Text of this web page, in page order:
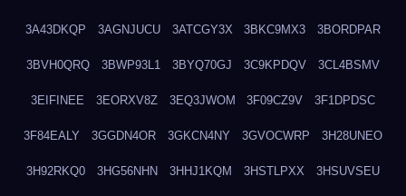
3A43DKQP 3AGNJUCU 3ATCGY3X 3BKC9MX3 3BORDPAR
3BVH0QRQ 3BWP93L1 3BYQ70GJ 3C9KPDQV 3CL4BSMV
3EIFINEE 3EORXV8Z 3EQ3JWOM 3F09CZ9V 3F1DPDSC
3F84EALY 3GGDN4OR 3GKCN4NY 3GVOCWRP 3H28UNEO
3H92RKQ0 3HG56NHN 3HHJ1KQM 3HSTLPXX 3HSUVSEU